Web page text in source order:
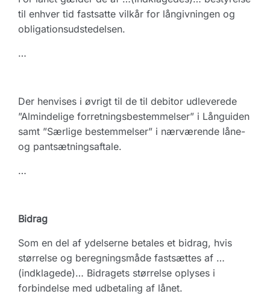
til enhver tid fastsatte vilkår for långivningen og
obligationsudstedelsen.
…
Der henvises i øvrigt til de til debitor udleverede
”Almindelige forretningsbestemmelser” i Långuiden
samt ”Særlige bestemmelser” i nærværende låne-
og pantsætningsaftale.
…
Bidrag
Som en del af ydelserne betales et bidrag, hvis
størrelse og beregningsmåde fastsættes af …
(indklagede)… Bidragets størrelse oplyses i
forbindelse med udbetaling af lånet.